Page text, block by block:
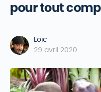
pour tout
Loïc
29 avril 2020